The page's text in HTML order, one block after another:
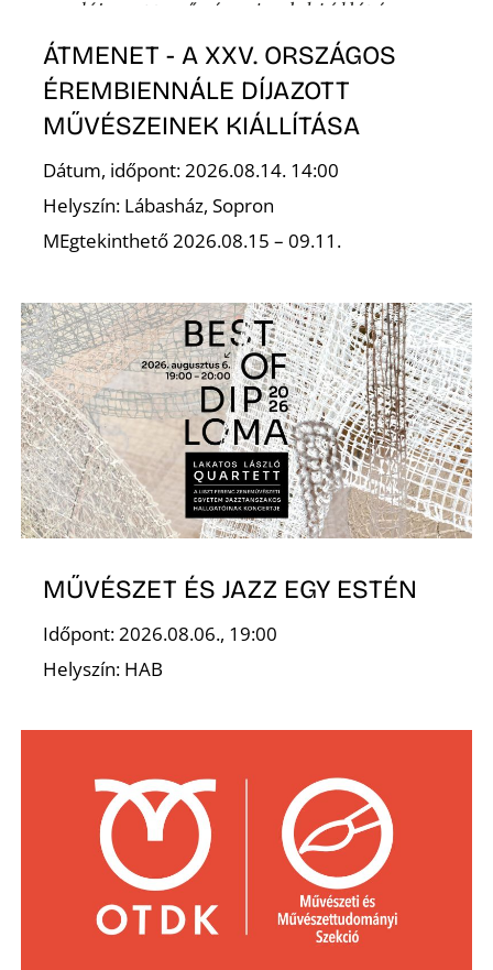
ÁTMENET - A XXV. ORSZÁGOS
ÉREMBIENNÁLE DÍJAZOTT
MŰVÉSZEINEK KIÁLLÍTÁSA
Dátum, időpont: 2026.08.14. 14:00
Helyszín: Lábasház, Sopron
MEgtekinthető 2026.08.15 – 09.11.
MŰVÉSZET ÉS JAZZ EGY ESTÉN
Időpont: 2026.08.06., 19:00
Helyszín: HAB